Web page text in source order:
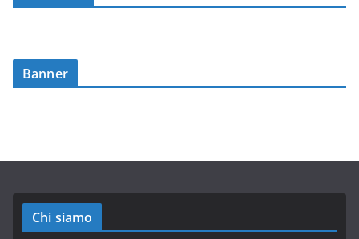
Banner
Chi siamo